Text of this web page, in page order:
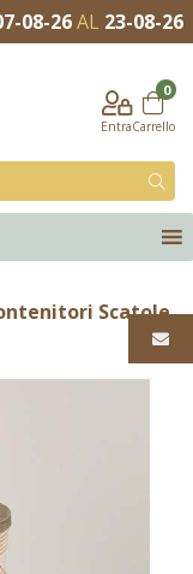
08-26AL 23-08-26
Entra
0
Carrello
Scatole